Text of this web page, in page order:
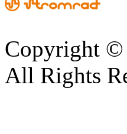
Copyright ©
All Rights